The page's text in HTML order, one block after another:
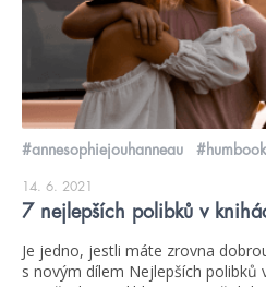
#annesophiejouhanneau
14. 6. 2021
7 nejlepších polibků v
Je jedno, jestli máte zrovna
s novým dílem Nejlepších polibků